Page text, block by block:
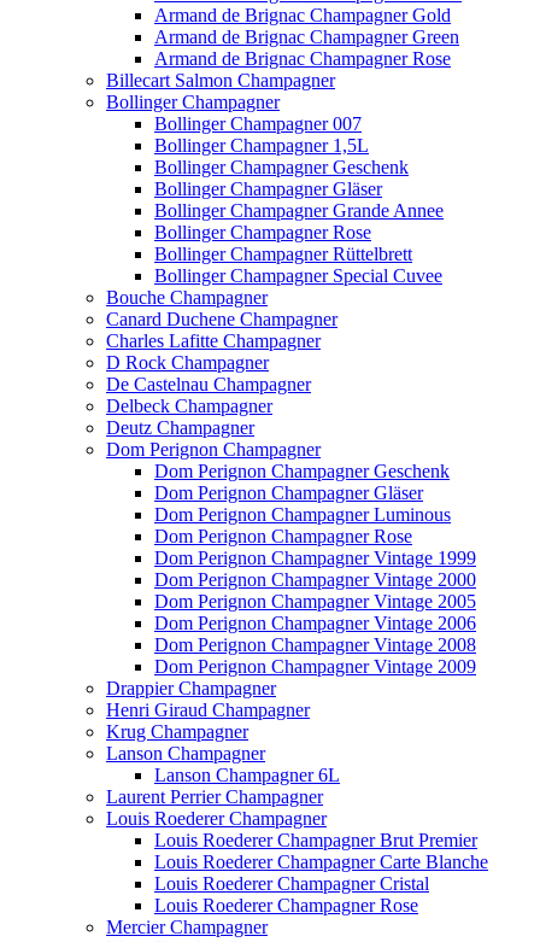
Armand de Brignac Champagner Gold
Armand de Brignac Champagner Green
Armand de Brignac Champagner Rose
Billecart Salmon Champagner
Bollinger Champagner
Bollinger Champagner 007
Bollinger Champagner 1,5L
Bollinger Champagner Geschenk
Bollinger Champagner Gläser
Bollinger Champagner Grande Annee
Bollinger Champagner Rose
Bollinger Champagner Rüttelbrett
Bollinger Champagner Special Cuvee
Bouche Champagner
Canard Duchene Champagner
Charles Lafitte Champagner
D Rock Champagner
De Castelnau Champagner
Delbeck Champagner
Deutz Champagner
Dom Perignon Champagner
Dom Perignon Champagner Geschenk
Dom Perignon Champagner Gläser
Dom Perignon Champagner Luminous
Dom Perignon Champagner Rose
Dom Perignon Champagner Vintage 1999
Dom Perignon Champagner Vintage 2000
Dom Perignon Champagner Vintage 2005
Dom Perignon Champagner Vintage 2006
Dom Perignon Champagner Vintage 2008
Dom Perignon Champagner Vintage 2009
Drappier Champagner
Henri Giraud Champagner
Krug Champagner
Lanson Champagner
Lanson Champagner 6L
Laurent Perrier Champagner
Louis Roederer Champagner
Louis Roederer Champagner Brut Premier
Louis Roederer Champagner Carte Blanche
Louis Roederer Champagner Cristal
Louis Roederer Champagner Rose
Mercier Champagner